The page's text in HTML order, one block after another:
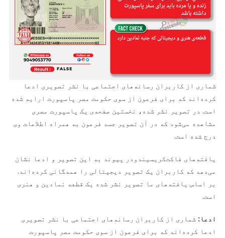
دیجیتالی
را
پاسپورت
فرعون
شماری از کاربران رسانه‌های اجتماعی با نشر تصویری ادعا
کرده‌اند که برای فرعون از سوی حکومت مصر پاسپورت ارایه شده
است. در تصویر نشر شده،‌ نخستین صفحه‌ی یک پاسپورت مصری
مشاهده می‌شود که در آن تصویر جسد فرعون به همراه اطلاعات وی
درج شده است.
یافته‌های فاکت‌کریسیندودر پیوند به این تصویر و ادعا نشان
می‌دهد که کاربران یک تصویر دیجیتالی را همه‌گانی کرده‌اند.
بر اساس یافته‌های ما تصویر نشر شده یک قطعه نمادین و هنری
است.
ادعا: شماری از کاربران رسانه‌های اجتماعی با نشر تصویری
ادعا کرده‌اند که برای فرعون از سوی حکومت مصر پاسپورت